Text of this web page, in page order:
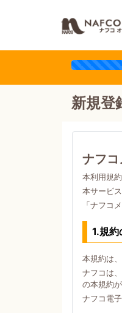
新規登
ナフ
本利用規
本サービ
「ナフコ
1.規約
本規約は
ナフコは
の本規約
ナフコ電